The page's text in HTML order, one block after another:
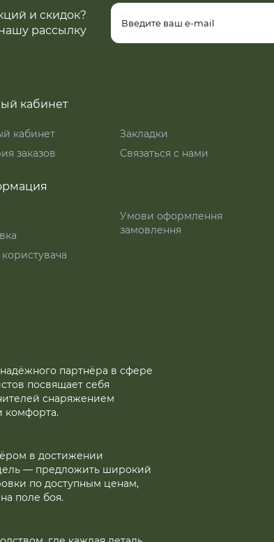
и скидок?
рассылку
кабинет
кабинет
заказов
Закладки
Связаться с нами
Умови оформлення
замовлення
партнёра в сфере
посвящает себя
снаряжением
комфорта.
в достижении
— предложить широкий
по доступным ценам,
поле боя.